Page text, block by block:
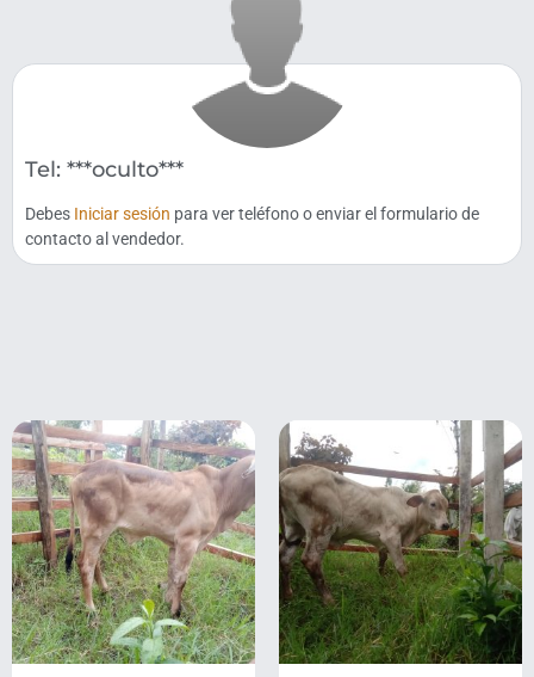
Tel: ***oculto***
Debes Iniciar sesión para ver teléfono o enviar el formulario de
contacto al vendedor.